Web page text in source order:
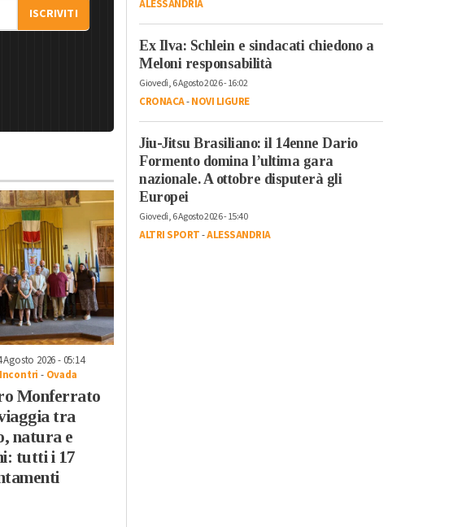
ISCRIVITI
2026 - 05:14
Incontri - Ovada
Monferrato
tra
natura e
tutti i 17
ALESSANDRIA
Ex Ilva: Schlein e sindacati chiedono a
Meloni responsabilità
Giovedì, 6 Agosto 2026 - 16:02
CRONACA-NOVI LIGURE
Jiu-Jitsu Brasiliano: il 14enne Dario
Formento domina l’ultima gara
nazionale. A ottobre disputerà gli
Europei
Giovedì, 6 Agosto 2026 - 15:40
ALTRI SPORT-ALESSANDRIA